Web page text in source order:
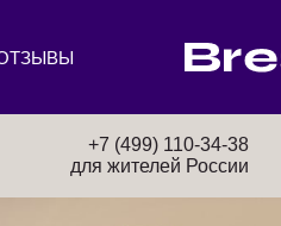
+7 (499) 110-34-38
для жителей России